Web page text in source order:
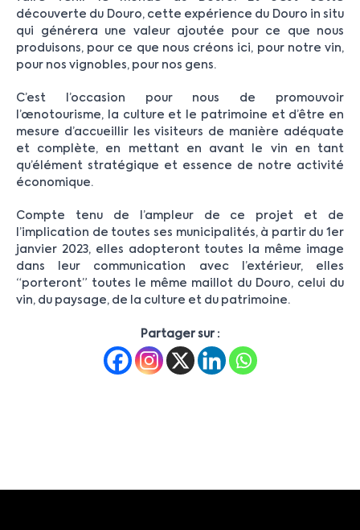
découverte du Douro, cette expérience du Douro in situ
qui générera une valeur ajoutée pour ce que nous
produisons, pour ce que nous créons ici, pour notre vin,
pour nos vignobles, pour nos gens.
C’est l’occasion pour nous de promouvoir
l’œnotourisme, la culture et le patrimoine et d’être en
mesure d’accueillir les visiteurs de manière adéquate
et complète, en mettant en avant le vin en tant
qu’élément stratégique et essence de notre activité
économique.
Compte tenu de l’ampleur de ce projet et de
l’implication de toutes ses municipalités, à partir du 1er
janvier 2023, elles adopteront toutes la même image
dans leur communication avec l’extérieur, elles
“porteront” toutes le même maillot du Douro, celui du
vin, du paysage, de la culture et du patrimoine.
Partager sur :